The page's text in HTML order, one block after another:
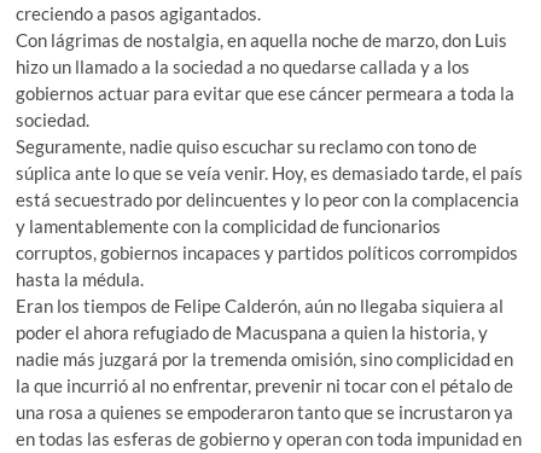
creciendo a pasos agigantados.
Con lágrimas de nostalgia, en aquella noche de marzo, don Luis
hizo un llamado a la sociedad a no quedarse callada y a los
gobiernos actuar para evitar que ese cáncer permeara a toda la
sociedad.
Seguramente, nadie quiso escuchar su reclamo con tono de
súplica ante lo que se veía venir. Hoy, es demasiado tarde, el país
está secuestrado por delincuentes y lo peor con la complacencia
y lamentablemente con la complicidad de funcionarios
corruptos, gobiernos incapaces y partidos políticos corrompidos
hasta la médula.
Eran los tiempos de Felipe Calderón, aún no llegaba siquiera al
poder el ahora refugiado de Macuspana a quien la historia, y
nadie más juzgará por la tremenda omisión, sino complicidad en
la que incurrió al no enfrentar, prevenir ni tocar con el pétalo de
una rosa a quienes se empoderaron tanto que se incrustaron ya
en todas las esferas de gobierno y operan con toda impunidad en